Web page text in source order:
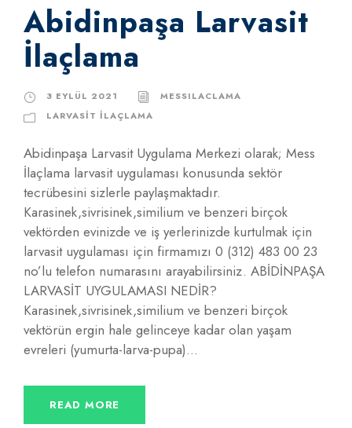
Abidinpaşa Larvasit
İlaçlama
3 EYLÜL 2021
MESSILACLAMA
LARVASIT İLAÇLAMA
Abidinpaşa Larvasit Uygulama Merkezi olarak; Mess
İlaçlama larvasit uygulaması konusunda sektör
tecrübesini sizlerle paylaşmaktadır.
Karasinek,sivrisinek,similium ve benzeri birçok
vektörden evinizde ve iş yerlerinizde kurtulmak için
larvasit uygulaması için firmamızı 0 (312) 483 00 23
no’lu telefon numarasını arayabilirsiniz. ABİDİNPAŞA
LARVASİT UYGULAMASI NEDİR?
Karasinek,sivrisinek,similium ve benzeri birçok
vektörün ergin hale gelinceye kadar olan yaşam
evreleri (yumurta-larva-pupa)...
READ MORE